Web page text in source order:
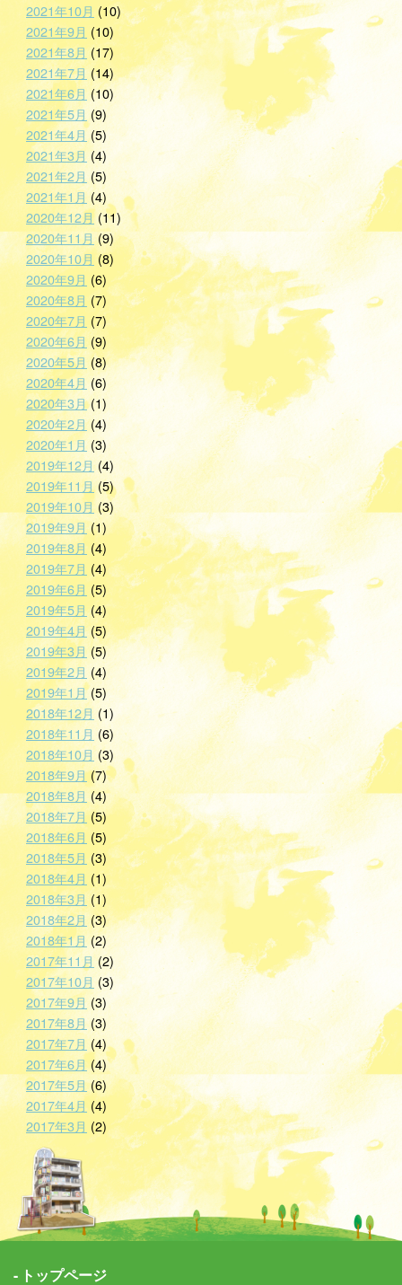
2021年10月 (10)
2021年9月 (10)
2021年8月(17)
2021年7月(14)
2021年6月 (10)
2021年5月 (9)
2021年4月(5)
2021年3月(4)
2021年2月 (5)
2021年1月 (4)
2020年12月 (11)
2020年11月(9)
2020年10月 (8)
2020年9月 (6)
2020年8月 (7)
2020年7月 (7)
2020年6月 (9)
2020年5月 (8)
2020年4月 (6)
2020年3月(1)
2020年2月(4)
2020年1月 (3)
2019年12月(4)
2019年11月(5)
2019年10月(3)
2019年9月(1)
2019年8月 (4)
2019年7月 (4)
2019年6月 (5)
2019年5月(4)
2019年4月(5)
2019年3月 (5)
2019年2月 (4)
2019年1月(5)
2018年12月 (1)
2018年11月 (6)
2018年10月 (3)
2018年9月(7)
2018年8月(4)
2018年7月(5)
2018年6月 (5)
2018年5月 (3)
2018年4月 (1)
2018年3月(1)
2018年2月(3)
2018年1月(2)
2017年11月 (2)
2017年10月 (3)
2017年9月 (3)
2017年8月(3)
2017年7月 (4)
2017年6月(4)
2017年5月(6)
2017年4月 (4)
2017年3月 (2)
トップページ